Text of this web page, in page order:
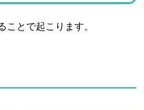
とで起こります。